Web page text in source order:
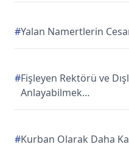
#Yalan Namertlerin
#Fişleyen Rektörü ve
Anlayabilmek…
#Kurban Olarak Daha